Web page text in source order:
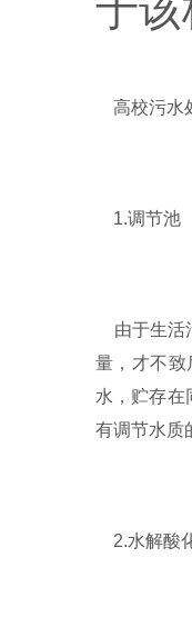
高校污水
1.调节池
由于生活
量，才不致
水，贮存在
有调节水质
2.水解酸